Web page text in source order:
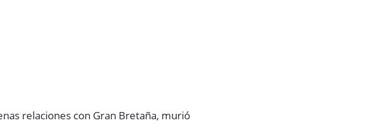
relaciones con Gran Bretaña, murió